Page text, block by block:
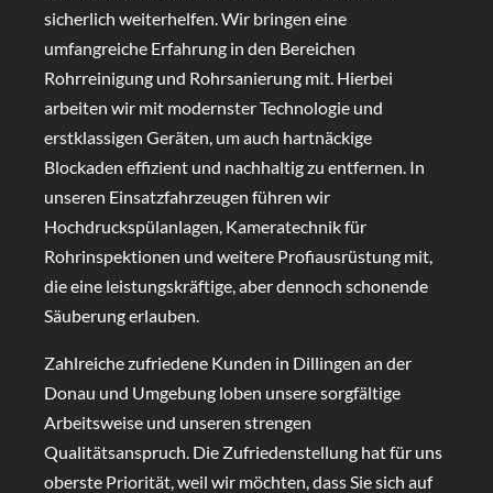
sicherlich weiterhelfen. Wir bringen eine
umfangreiche Erfahrung in den Bereichen
Rohrreinigung und Rohrsanierung mit. Hierbei
arbeiten wir mit modernster Technologie und
erstklassigen Geräten, um auch hartnäckige
Blockaden effizient und nachhaltig zu entfernen. In
unseren Einsatzfahrzeugen führen wir
Hochdruckspülanlagen, Kameratechnik für
Rohrinspektionen und weitere Profiausrüstung mit,
die eine leistungskräftige, aber dennoch schonende
Säuberung erlauben.
Zahlreiche zufriedene Kunden in Dillingen an der
Donau und Umgebung loben unsere sorgfältige
Arbeitsweise und unseren strengen
Qualitätsanspruch. Die Zufriedenstellung hat für uns
oberste Priorität, weil wir möchten, dass Sie sich auf